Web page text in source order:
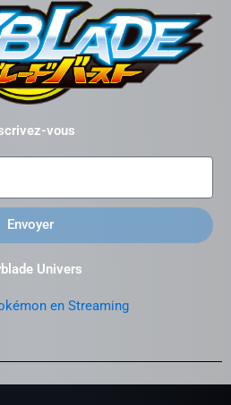
vous
Envoyer
Univers
en Streaming